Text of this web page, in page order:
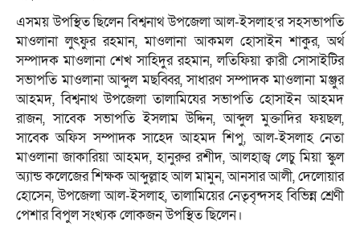
এসময় উপস্থিত ছিলেন বিশ্বনাথ উপজেলা আল-ইসলাহ’র সহসভাপতি
মাওলানা লুৎফুর রহমান, মাওলানা আকমল হোসাইন শাকুর, অর্থ
সম্পাদক মাওলানা শেখ সাহিদুর রহমান, লতিফিয়া ক্বারী সোসাইটির
সভাপতি মাওলানা আব্দুল মছব্বির, সাধারণ সম্পাদক মাওলানা মঞ্জুর
আহমদ, বিশ্বনাথ উপজেলা তালামিযের সভাপতি হোসাইন আহমদ
রাজন, সাবেক সভাপতি ইসলাম উদ্দিন, আব্দুল মুক্তাদির ফয়ছল,
সাবেক অফিস সম্পাদক সাহেদ আহমদ শিপু, আল-ইসলাহ নেতা
মাওলানা জাকারিয়া আহমদ, হানুরুর রশীদ, আলহাজ্ব লেচু মিয়া স্কুল
অ্যান্ড কলেজের শিক্ষক আব্দুল্লাহ আল মামুন, আনসার আলী, দেলোয়ার
হোসেন, উপজেলা আল-ইসলাহ, তালামিয়ের নেতৃবৃন্দসহ বিভিন্ন শ্রেণী
পেশার বিপুল সংখ্যক লোকজন উপস্থিত ছিলেন।